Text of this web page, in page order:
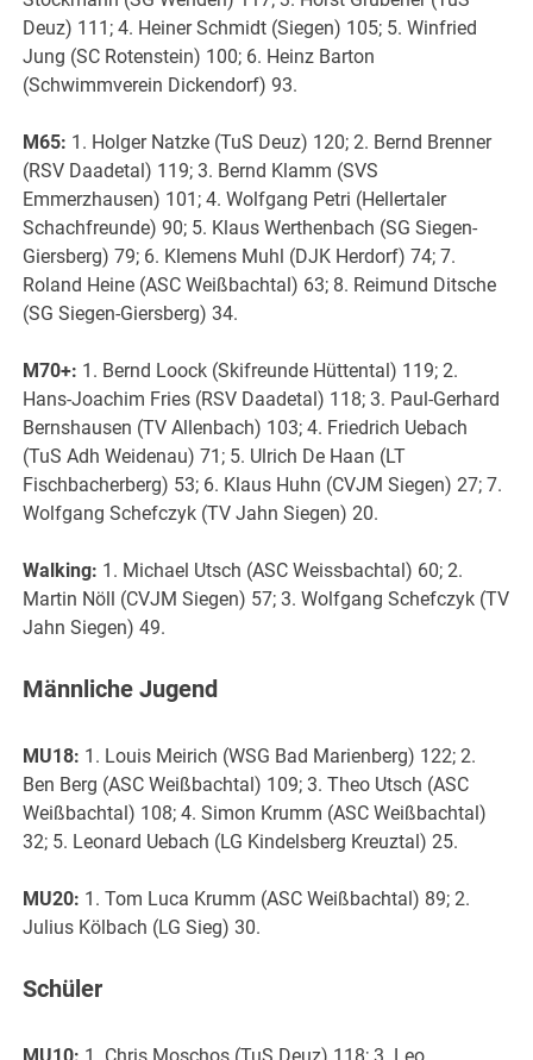
Deuz) 111; 4. Heiner Schmidt (Siegen) 105; 5. Winfried
Jung (SC Rotenstein) 100; 6. Heinz Barton
(Schwimmverein Dickendorf) 93.
M65: 1. Holger Natzke (TuS Deuz) 120; 2. Bernd Brenner
(RSV Daadetal) 119; 3. Bernd Klamm (SVS
Emmerzhausen) 101; 4. Wolfgang Petri (Hellertaler
Schachfreunde) 90; 5. Klaus Werthenbach (SG Siegen-
Giersberg) 79; 6. Klemens Muhl (DJK Herdorf) 74; 7.
Roland Heine (ASC Weißbachtal) 63; 8. Reimund Ditsche
(SG Siegen-Giersberg) 34.
M70+: 1. Bernd Loock (Skifreunde Hüttental) 119; 2.
Hans-Joachim Fries (RSV Daadetal) 118; 3. Paul-Gerhard
Bernshausen (TV Allenbach) 103; 4. Friedrich Uebach
(TuS Adh Weidenau) 71; 5. Ulrich De Haan (LT
Fischbacherberg) 53; 6. Klaus Huhn (CVJM Siegen) 27; 7.
Wolfgang Schefczyk (TV Jahn Siegen) 20.
Walking: 1. Michael Utsch (ASC Weissbachtal) 60; 2.
Martin Nöll (CVJM Siegen) 57; 3. Wolfgang Schefczyk (TV
Jahn Siegen) 49.
Männliche Jugend
MU18: 1. Louis Meirich (WSG Bad Marienberg) 122; 2.
Ben Berg (ASC Weißbachtal) 109; 3. Theo Utsch (ASC
Weißbachtal) 108; 4. Simon Krumm (ASC Weißbachtal)
32; 5. Leonard Uebach (LG Kindelsberg Kreuztal) 25.
MU20: 1. Tom Luca Krumm (ASC Weißbachtal) 89; 2.
Julius Kölbach (LG Sieg) 30.
Schüler